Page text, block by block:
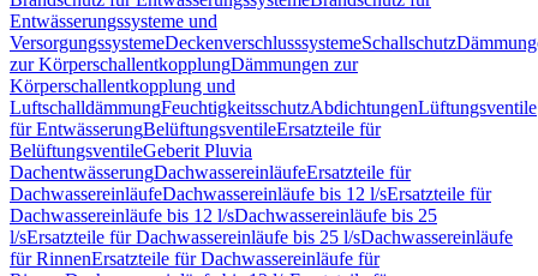
Entwässerungssysteme und
VersorgungssystemeDeckenverschlusssystemeSchallschutz
zur KörperschallentkopplungDämmungen zur
Körperschallentkopplung und
LuftschalldämmungFeuchtigkeitsschutzAbdichtungenLüftungsventile
für EntwässerungBelüftungsventileErsatzteile für
BelüftungsventileGeberit Pluvia
DachentwässerungDachwassereinläufeErsatzteile für
DachwassereinläufeDachwassereinläufe bis 12 l/sErsatzteile für
Dachwassereinläufe bis 12 l/sDachwassereinläufe bis 25
l/sErsatzteile für Dachwassereinläufe bis 25 l/sDachwassereinläufe
für RinnenErsatzteile für Dachwassereinläufe für